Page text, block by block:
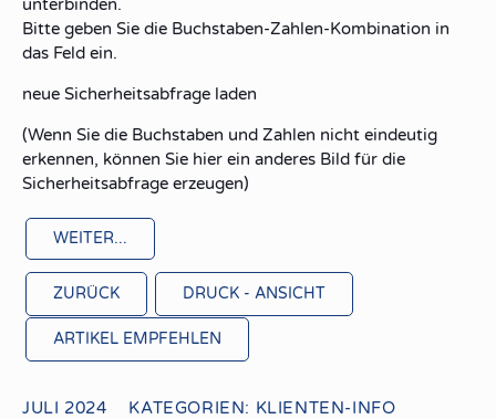
unterbinden.
Bitte geben Sie die Buchstaben-Zahlen-Kombination in
das Feld ein.
neue Sicherheitsabfrage laden
(Wenn Sie die Buchstaben und Zahlen nicht eindeutig
erkennen, können Sie hier ein anderes Bild für die
Sicherheitsabfrage erzeugen)
ZURÜCK DRUCK - ANSICHT
ARTIKEL EMPFEHLEN
JULI 2024 KATEGORIEN: KLIENTEN-INFO